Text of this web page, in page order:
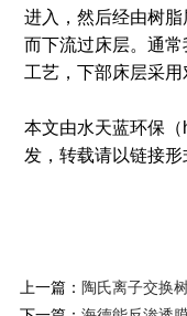
进入，然后经由树
而下流过床层。通
工艺，下部床层采用
本文由水天蓝环保
发，转载请以链接形
上一篇： 陶氏离子交换